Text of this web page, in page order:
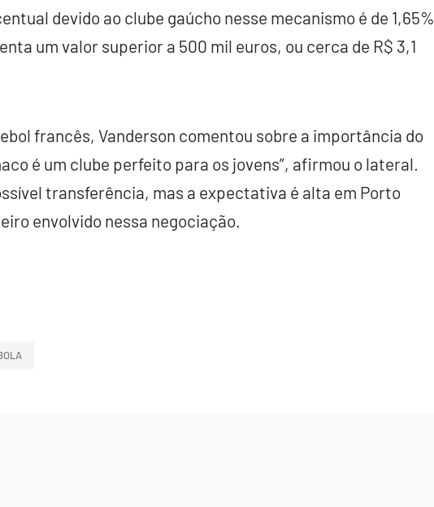
devido ao clube gaúcho nesse mecanismo é de 1,65%
um valor superior a 500 mil euros, ou cerca de R$ 3,1
francês, Vanderson comentou sobre a importância do
é um clube perfeito para os jovens”, afirmou o lateral.
transferência, mas a expectativa é alta em Porto
envolvido nessa negociação.